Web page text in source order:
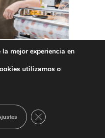
mejor experiencia en
utilizamos o
CERRAR EL